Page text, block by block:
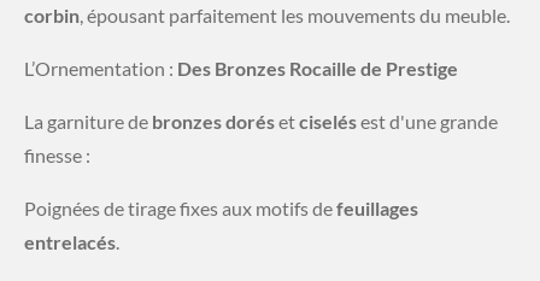
corbin , épousant parfaitement les mouvements du meuble.
​L’Ornementation : Des Bronzes Rocaille de Prestige
​La garniture de bronzes dorésetciselésest d'une grande
finesse :
​Poignées de tirage fixes aux motifs defeuillages
entrelacés